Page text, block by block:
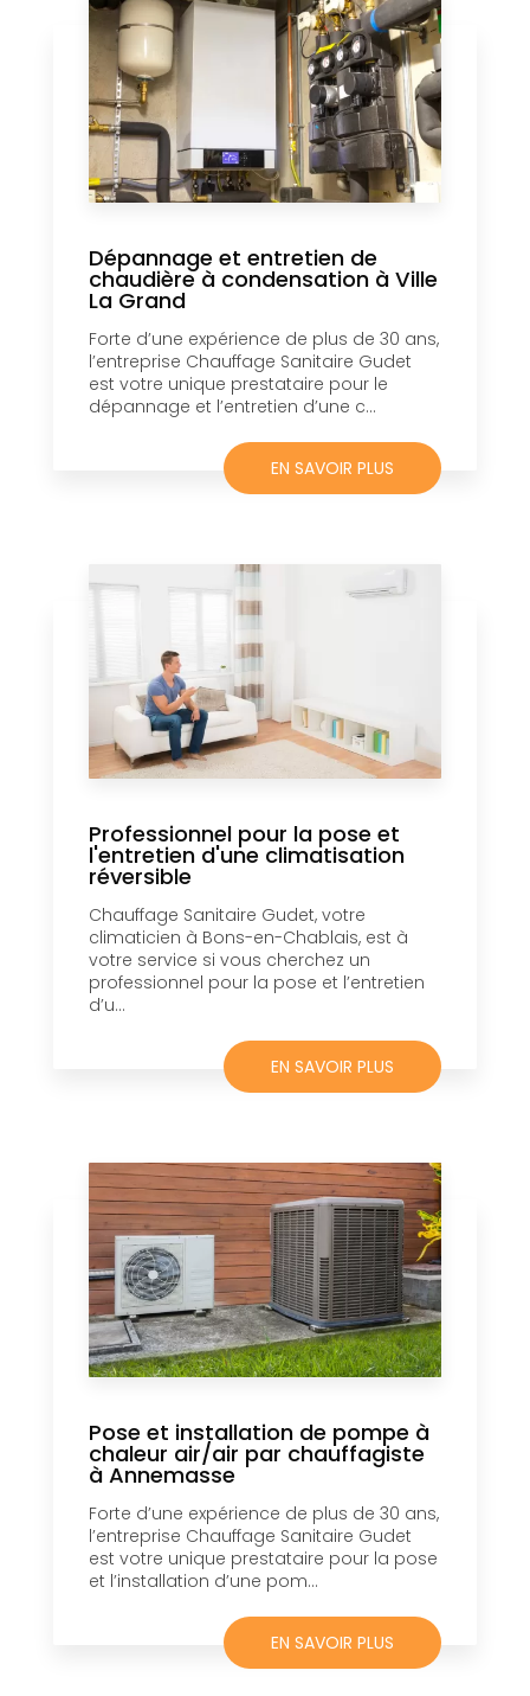
Dépannage et entretien de
chaudière à condensation à Ville
La Grand
Forte d’une expérience de plus de 30 ans,
l’entreprise Chauffage Sanitaire Gudet
est votre unique prestataire pour le
dépannage et l’entretien d’une c...
EN SAVOIR PLUS
Professionnel pour la pose et
l'entretien d'une climatisation
réversible
Chauffage Sanitaire Gudet, votre
climaticien à Bons-en-Chablais, est à
votre service si vous cherchez un
professionnel pour la pose et l’entretien
d’u...
EN SAVOIR PLUS
Pose et installation de pompe à
chaleur air/air par chauffagiste
à Annemasse
Forte d’une expérience de plus de 30 ans,
l’entreprise Chauffage Sanitaire Gudet
est votre unique prestataire pour la pose
et l’installation d’une pom...
EN SAVOIR PLUS